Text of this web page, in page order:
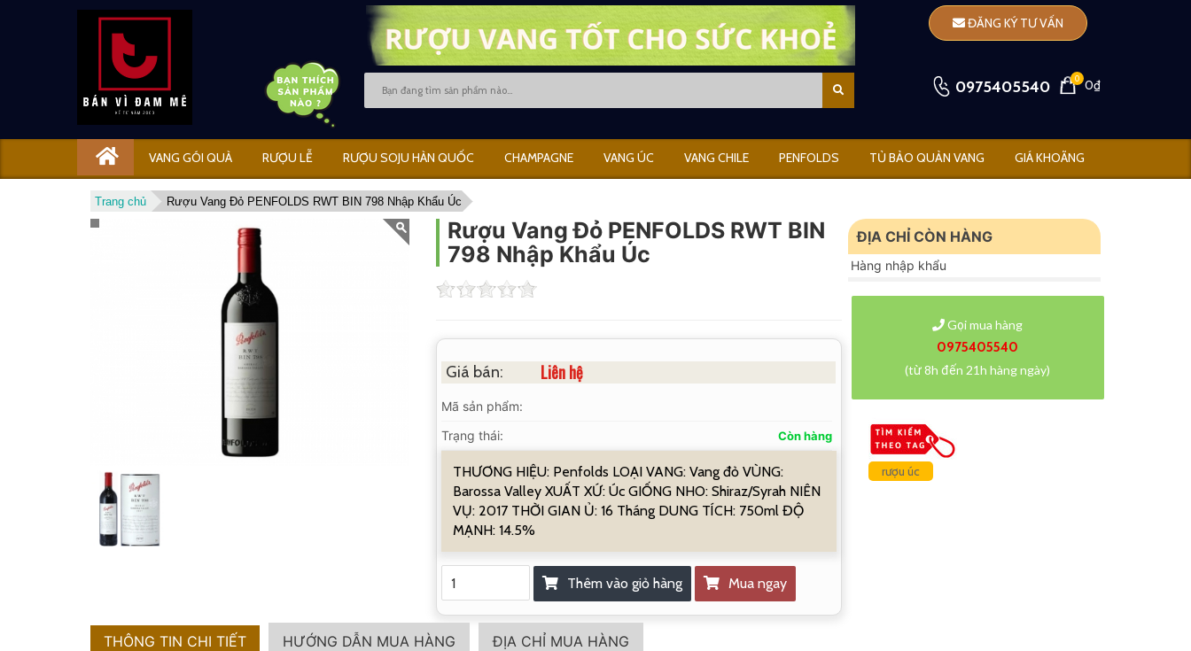
ĐĂNG KÝ TƯ VẤN
0975405540 0 0₫
VANG GÓI QUÀ RƯỢU LỄ RƯỢU SOJU HÀN QUỐC CHAMPAGNE VANG ÚC VANG CHILE PENFOLDS TỦ BẢO QUẢN VANG GIÁ KHOÃNG
Trang chủ Rượu Vang Đỏ PENFOLDS RWT BIN 798 Nhập Khẩu Úc
Rượu Vang Đỏ PENFOLDS RWT BIN
798 Nhập Khẩu Úc
Giá bán: Liên hệ
Mã sản phẩm:
Trạng thái:
Còn hàng
THƯƠNG HIỆU: Penfolds LOẠI VANG: Vang đỏ VÙNG:
Barossa Valley XUẤT XỨ: Úc GIỐNG NHO: Shiraz/Syrah NIÊN
VỤ: 2017 THỜI GIAN Ủ: 16 Tháng DUNG TÍCH: 750ml ĐỘ
MẠNH: 14.5%
Thêm vào giỏ hàng Mua ngay
ĐỊA CHỈ CÒN HÀNG
Hàng nhập khẩu
Gọi mua hàng
0975405540
(từ 8h đến 21h hàng ngày)
rượu úc
THÔNG TIN CHI TIẾT HƯỚNG DẪN MUA HÀNG ĐỊA CHỈ MUA HÀNG